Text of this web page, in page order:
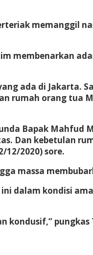
memanggil
membenarkan
ada di Jakarta.
rumah orang tua
Bapak Mahfud
Dan kebetulan
12/2020) sore.
massa
dalam kondisi
kondusif,” pungkas